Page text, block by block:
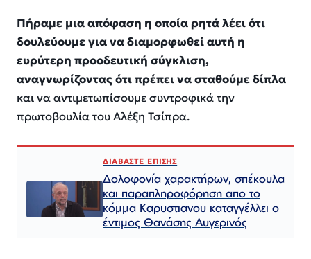
Πήραμε μια απόφαση η οποία ρητά λέει ότι
δουλεύουμε για να διαμορφωθεί αυτή η
ευρύτερη προοδευτική σύγκλιση,
αναγνωρίζοντας ότι πρέπει να σταθούμε δίπλα
και να αντιμετωπίσουμε συντροφικά την
πρωτοβουλία του Αλέξη Τσίπρα.
ΔΙΑΒΑΣΤΕ ΕΠΙΣΗΣ
Δολοφονία χαρακτήρων, σπέκουλα
και παραπληροφόρηση απο το
κόμμα Καρυστιανου καταγγέλλει ο
έντιμος Θανάσης Αυγερινός